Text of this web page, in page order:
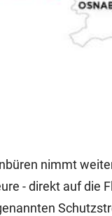
nimmt
- direkt auf die